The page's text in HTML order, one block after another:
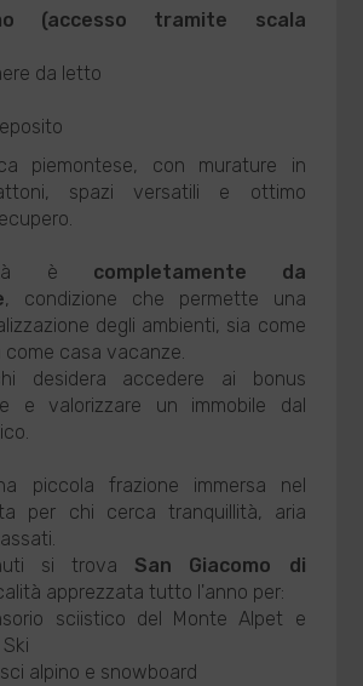
(accesso tramite scala
da letto
piemontese, con murature in
spazi versatili e ottimo
è completamente da
, condizione che permette una
degli ambienti, sia come
come casa vacanze.
desidera accedere ai bonus
e valorizzare un immobile dal
piccola frazione immersa nel
per chi cerca tranquillità, aria
si trova San Giacomo di
apprezzata tutto l'anno per:
sciistico del Monte Alpet e
alpino e snowboard